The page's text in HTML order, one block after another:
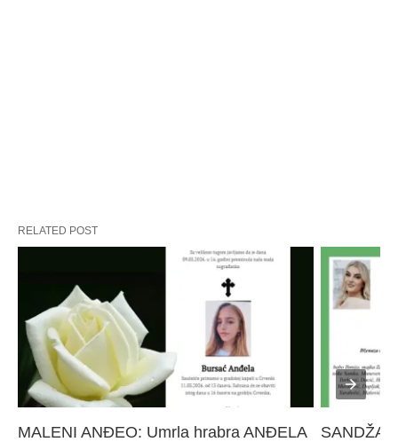
RELATED POST
MALENI ANĐEO: Umrla hrabra ANĐELA